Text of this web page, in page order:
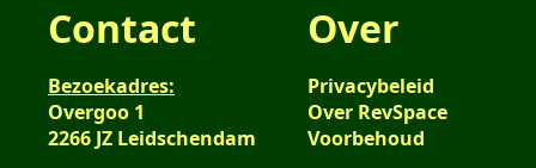
Contact
Bezoekadres:
Overgoo 1
2266 JZ Leidschendam
Over
Privacybeleid
Over RevSpace
Voorbehoud